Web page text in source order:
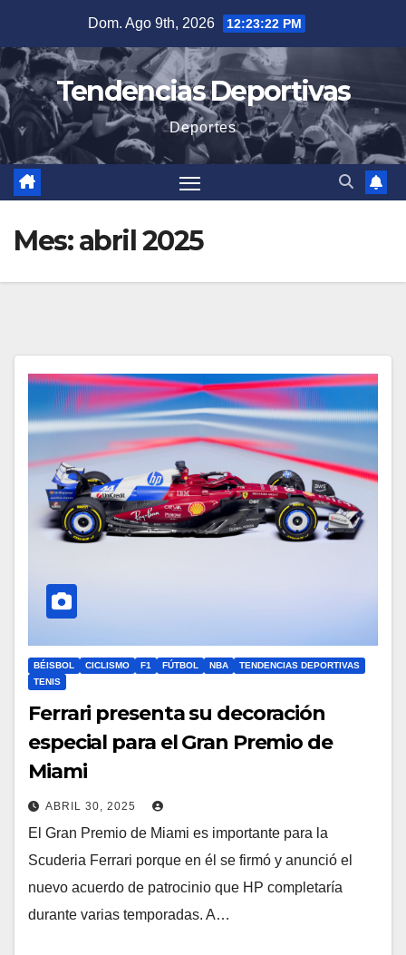
contenido
Dom. Ago 9th, 2026 12:23:23 PM
Tendencias Deportivas
Deportes
Mes:abril 2025
BÉISBOL CICLISMO F1 FÚTBOL NBA
TENDENCIAS DEPORTIVAS
TENIS
Ferrari presenta su decoración
especial para el Gran Premio de
Miami
ABRIL 30, 2025
El Gran Premio de Miami es importante para la
Scuderia Ferrari porque en él se firmó y anunció el
nuevo acuerdo de patrocinio que HP completaría
durante varias temporadas. A…